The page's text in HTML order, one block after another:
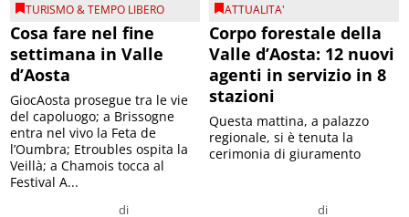
TURISMO & TEMPO LIBERO
Cosa fare nel fine
settimana in Valle
d’Aosta
di
GiocAosta prosegue tra le vie
del capoluogo; a Brissogne
entra nel vivo la Feta de
l’Oumbra; Etroubles ospita la
Veillà; a Chamois tocca al
Festival A...
ATTUALITA'
Corpo forestale della
Valle d’Aosta: 12 nuovi
agenti in servizio in 8
stazioni
di
Questa mattina, a palazzo
regionale, si è tenuta la
cerimonia di giuramento